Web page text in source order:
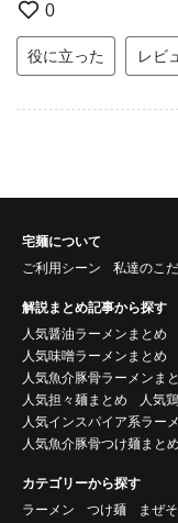
0
役に立った レビ
宅麺について
ご利用シーン
私達のこ
解説まとめ記事から探す
人気醤油ラーメンまとめ
人気味噌ラーメンまとめ
人気魚介豚骨ラーメンま
人気担々麺まとめ
人気
人気インスパイア系ラー
人気魚介豚骨つけ麺まとめ
カテゴリーから探す
ラーメン
つけ麺 まぜ